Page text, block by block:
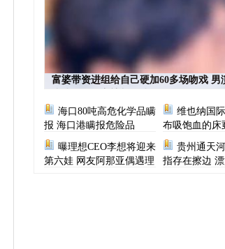
富婆带资进组给自己硬加60多场吻戏 男
海口80吨高危化学品瞒
报 海口港瞒报危险品
维也纳国
布吸饱血的床
有虫员工反怪
曝理想CEO李想将迎来
第六娃 网友阿那亚偶遇理
贵州通天
指存在擦边